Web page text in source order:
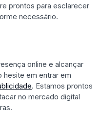
prontos para esclarecer
necessário.
online e alcançar
hesite em entrar em
. Estamos prontos
no mercado digital